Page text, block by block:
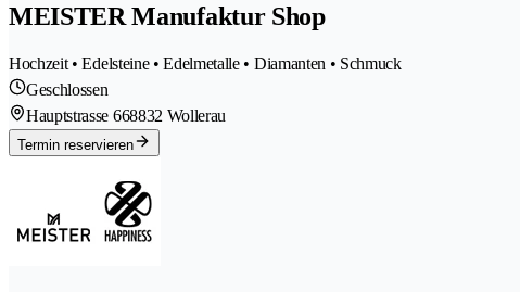
MEISTER Manufaktur Shop
Hochzeit • Edelsteine • Edelmetalle • Diamanten • Schmuck
Geschlossen
Hauptstrasse 668832 Wollerau
Termin reservieren